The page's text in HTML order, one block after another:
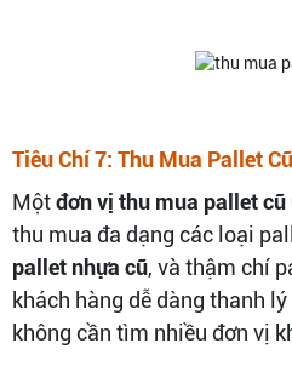
Tiêu Chí 7: Thu Mua Pallet
Mộtđơn vị thu mua pallet cũ
thu mua đa dạng các loại
pallet nhựa cũ, và thậm chí
khách hàng dễ dàng thanh
không cần tìm nhiều đơn vị